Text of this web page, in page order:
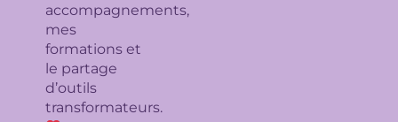
accompagnements,
mes
formations et
le partage
d’outils
transformateurs.